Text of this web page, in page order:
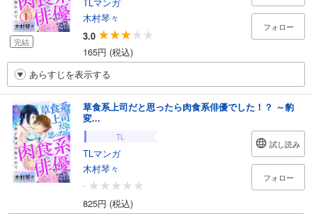
完結
木村琴々
3.0
165円 (税込)
フォロー
あらすじを表示する
草食系上司だと思ったら肉食系俳優でした！？ ～豹
変...
TL
TLマンガ
木村琴々
-
825円 (税込)
試し読み
フォロー